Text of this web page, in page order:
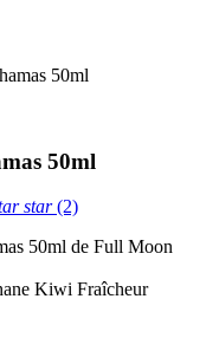
50ml
50ml
star(2)
Kiwi Fraîcheur